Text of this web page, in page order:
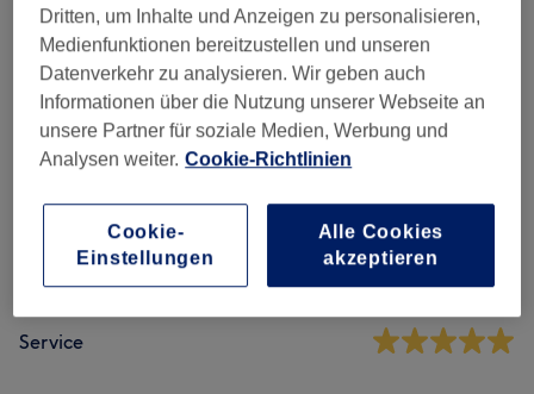
Salonbewertungen
5,0
Sauberkeit
Service
Dritten, um Inhalte und Anzeigen zu personalisieren,
Medienfunktionen bereitzustellen und unseren
Datenverkehr zu analysieren. Wir geben auch
Informationen über die Nutzung unserer Webseite an
unsere Partner für soziale Medien, Werbung und
Analysen weiter. Cookie-Richtlinien
Cookie-
Einstellungen
Alle Cookies
akzeptieren